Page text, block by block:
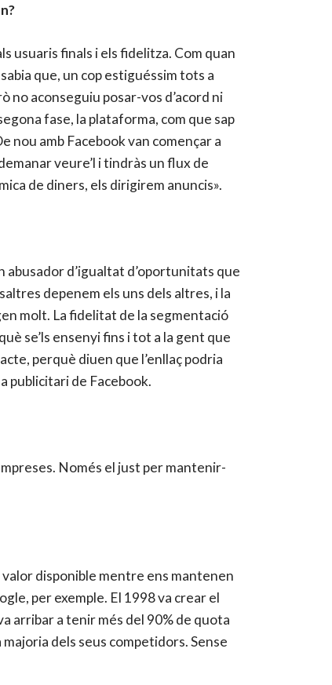
usuaris finals i els fidelitza. Com quan
que, un cop estiguéssim tots a
no aconseguiu posar-vos d’acord ni
fase, la plataforma, com que sap
nou amb Facebook van començar a
veure’l i tindràs un flux de
de diners, els dirigirem anuncis».
abusador d’igualtat d’oportunitats que
depenem els uns dels altres, i la
molt. La fidelitat de la segmentació
se’ls ensenyi fins i tot a la gent que
perquè diuen que l’enllaç podria
publicitari de Facebook.
Només el just per mantenir-
disponible mentre ens mantenen
per exemple. El 1998 va crear el
arribar a tenir més del 90% de quota
dels seus competidors. Sense